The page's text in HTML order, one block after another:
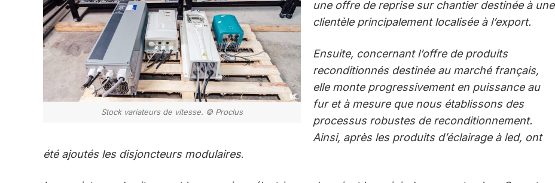
Stock variateurs de vitesse. © Proclus
une offre de reprise sur chantier destinée à une
clientèle principalement localisée à l’export.
Ensuite, concernant l’offre de produits
reconditionnés destinée au marché français,
elle monte progressivement en puissance au
fur et à mesure que nous établissons des
processus robustes de reconditionnement.
Ainsi, après les produits d’éclairage à led, ont
été ajoutés les disjoncteurs modulaires.